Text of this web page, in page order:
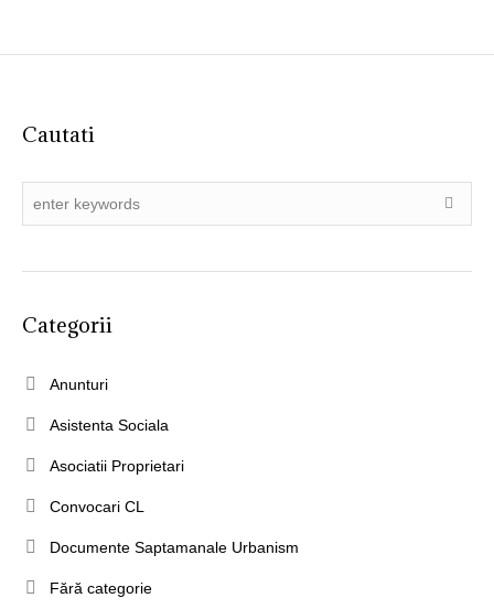
Cautati
Categorii
Anunturi
Asistenta Sociala
Asociatii Proprietari
Convocari CL
Documente Saptamanale Urbanism
Fără categorie